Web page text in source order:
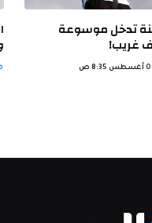
تدخل موسوعة
غريب!